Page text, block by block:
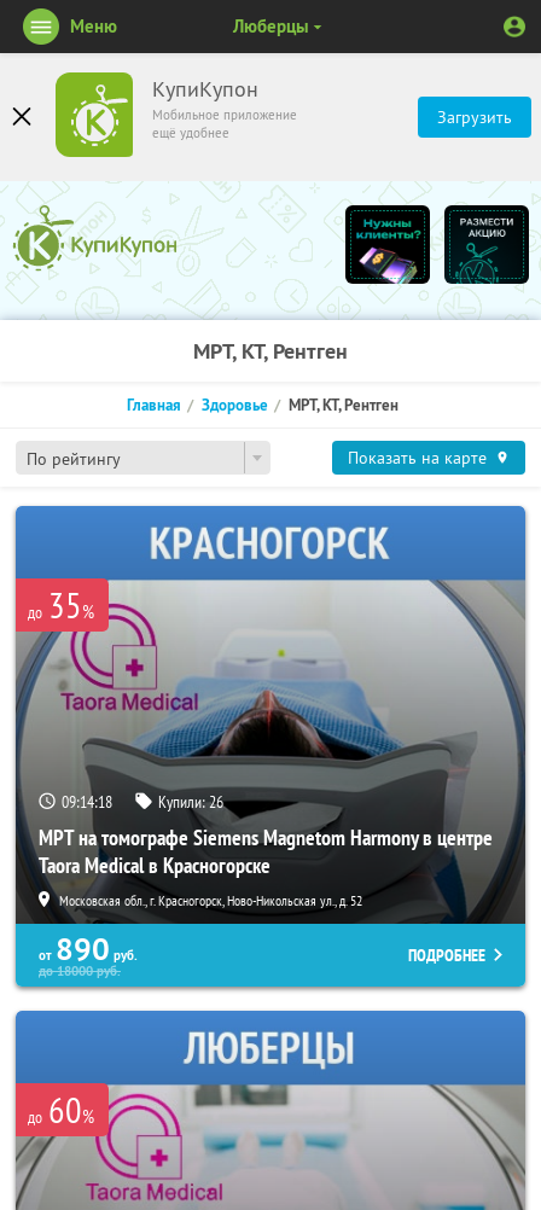
КупиКупон
Мобильное приложение
ещё удобнее
Загрузить
Меню Люберцы
МРТ, КТ, Рентген
По рейтингу
Главная Здоровье МРТ, КТ, Рентген
Показать на карте
до 35%
09:14:18 Купили:26
МРТ на томографе Siemens Magnetom Harmony в центре
Taora Medical в Красногорске
Московская обл., г. Красногорск, Ново-Никольская ул., д. 52
от 890 руб.
до18000руб.
ПОДРОБНЕЕ
до 60%